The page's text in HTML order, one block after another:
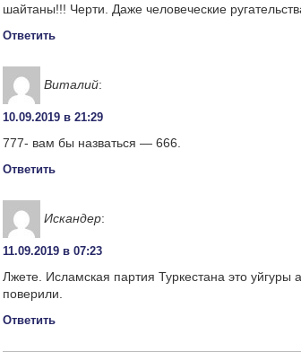
шайтаны!!! Черти. Даже человеческие
Ответить
Виталий:
10.09.2019 в 21:29
777- вам бы назваться — 666.
Ответить
Искандер:
11.09.2019 в 07:23
Лжете. Исламская партия Туркестана это уйгуры
поверили.
Ответить